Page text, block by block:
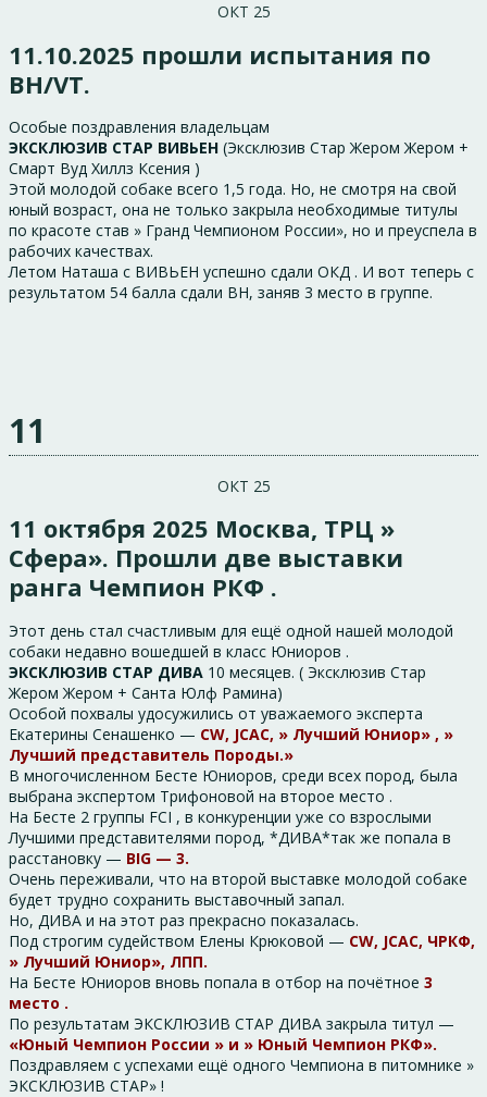
ОКТ 25
11.10.2025 прошли испытания по
BH/VT.
Особые поздравления владельцам
ЭКСКЛЮЗИВ СТАР ВИВЬЕН (Эксклюзив Стар Жером Жером +
Смарт Вуд Хиллз Ксения )
Этой молодой собаке всего 1,5 года. Но, не смотря на свой
юный возраст, она не только закрыла необходимые титулы
по красоте став » Гранд Чемпионом России», но и преуспела в
рабочих качествах.
Летом Наташа с ВИВЬЕН успешно сдали ОКД . И вот теперь с
результатом 54 балла сдали BH, заняв 3 место в группе.
11
ОКТ 25
11 октября 2025 Москва, ТРЦ »
Сфера». Прошли две выставки
ранга Чемпион РКФ .
Этот день стал счастливым для ещё одной нашей молодой
собаки недавно вошедшей в класс Юниоров .
ЭКСКЛЮЗИВ СТАР ДИВА 10 месяцев. ( Эксклюзив Стар
Жером Жером + Санта Юлф Рамина)
Особой похвалы удосужились от уважаемого эксперта
Екатерины Сенашенко — CW, JCAC, » Лучший Юниор» , »
Лучший представитель Породы.»
В многочисленном Бесте Юниоров, среди всех пород, была
выбрана экспертом Трифоновой на второе место .
На Бесте 2 группы FCI , в конкуренции уже со взрослыми
Лучшими представителями пород, *ДИВА*так же попала в
расстановку — BIG — 3.
Очень переживали, что на второй выставке молодой собаке
будет трудно сохранить выставочный запал.
Но, ДИВА и на этот раз прекрасно показалась.
Под строгим судейством Елены Крюковой — CW, JCAC, ЧРКФ,
» Лучший Юниор», ЛПП.
На Бесте Юниоров вновь попала в отбор на почётное 3
место .
По результатам ЭКСКЛЮЗИВ СТАР ДИВА закрыла титул —
«Юный Чемпион России » и » Юный Чемпион РКФ».
Поздравляем с успехами ещё одного Чемпиона в питомнике »
ЭКСКЛЮЗИВ СТАР» !